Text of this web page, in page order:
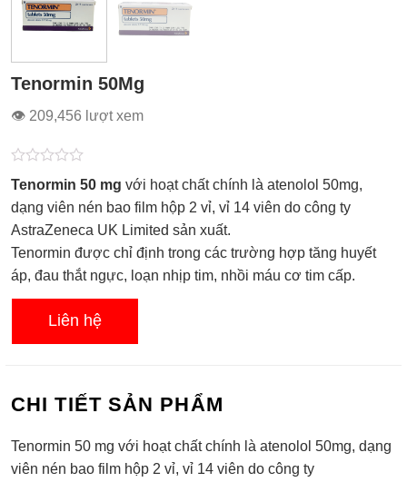
Tenormin 50Mg
👁 209,456 lượt xem
Được
xếp
hạng
0.0
5
sao
Tenormin 50 mg với hoạt chất chính là atenolol 50mg,
dạng viên nén bao film hộp 2 vỉ, vỉ 14 viên do công ty
AstraZeneca UK Limited sản xuất.
Tenormin được chỉ định trong các trường hợp tăng huyết
áp, đau thắt ngực, loạn nhịp tim, nhồi máu cơ tim cấp.
Liên hệ
CHI TIẾT SẢN PHẨM
Tenormin 50 mg với hoạt chất chính là atenolol 50mg, dạng
viên nén bao film hộp 2 vỉ, vỉ 14 viên do công ty